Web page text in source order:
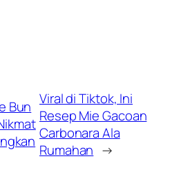
Bun Viral di Tiktok, Ini
Resep Mie Gacoan
Carbonara Ala
Rumahan →